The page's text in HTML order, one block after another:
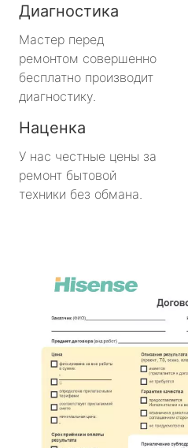
Диагностика
Мастер перед
ремонтом совершенно
бесплатно производит
диагностику.
Наценка
У нас честные цены за
ремонт бытовой
техники без обмана.